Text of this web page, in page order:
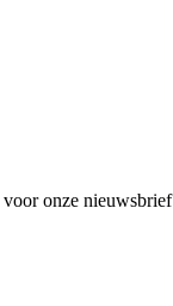
onze nieuwsbrief